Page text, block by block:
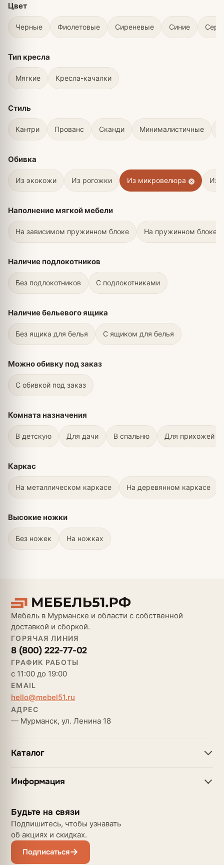
Цвет
Черные Фиолетовые Сиреневые Синие
Тип кресла
Мягкие Кресла-качалки
Стиль
Кантри Прованс Сканди Минималистичные
Обивка
Из экокожи Из рогожки Из микровелюра Из
Наполнение мягкой мебели
На зависимом пружинном блоке На пружинном блоке
Наличие подлокотников
Без подлокотников С подлокотниками
Наличие бельевого ящика
Без ящика для белья С ящиком для белья
Можно обивку под заказ
С обивкой под заказ
Комната назначения
В детскую Для дачи В спальню Для прихожей
Каркас
На металлическом каркасе На деревянном каркасе
Высокие ножки
Без ножек На ножках
Мебель в Мурманске и области с собственной
доставкой и сборкой.
ГОРЯЧАЯ ЛИНИЯ
8 (800) 222-77-02
ГРАФИК РАБОТЫ
с 11:00 до 19:00
EMAIL
hello@mebel51.ru
АДРЕС
— Мурманск, ул. Ленина 18
Каталог
Информация
Будьте на связи
Подпишитесь, чтобы узнавать
об акциях и скидках.
Подписаться